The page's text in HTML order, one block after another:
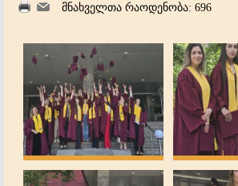
მნახველთა რაოდენობა: 696